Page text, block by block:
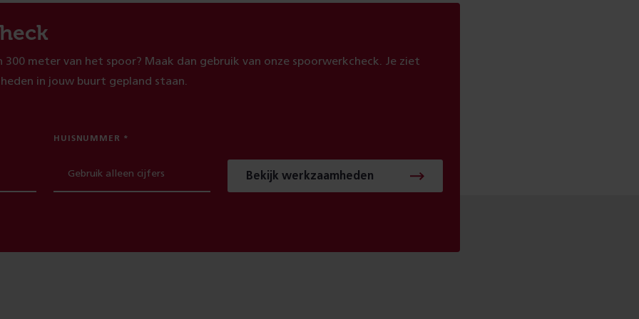
meter van het spoor? Maak dan gebruik van onze spoorwerkcheck. Je ziet
in jouw buurt gepland staan.
HUISNUMMER
Bekijk werkzaamheden